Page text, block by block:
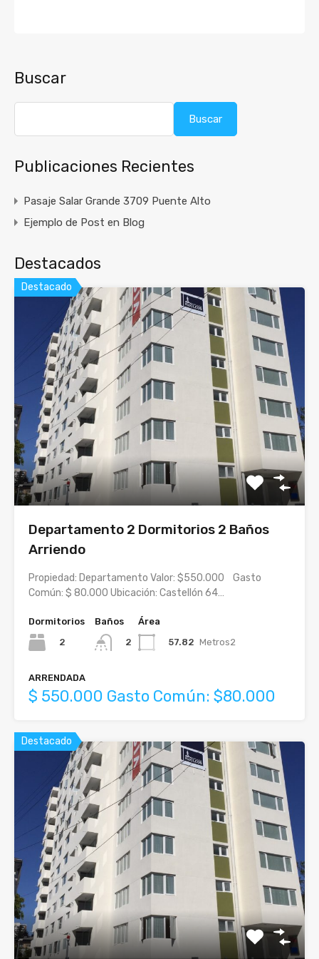
Buscar
Buscar
Publicaciones Recientes
Pasaje Salar Grande 3709 Puente Alto
Ejemplo de Post en Blog
Destacados
Destacado
Departamento 2 Dormitorios 2 Baños
Arriendo
Propiedad: Departamento Valor: $550.000 Gasto
Común: $ 80.000 Ubicación: Castellón 64…
Dormitorios
2
Baños
2
Área
57.82 Metros2
ARRENDADA
$ 550.000 Gasto Común: $80.000
Destacado